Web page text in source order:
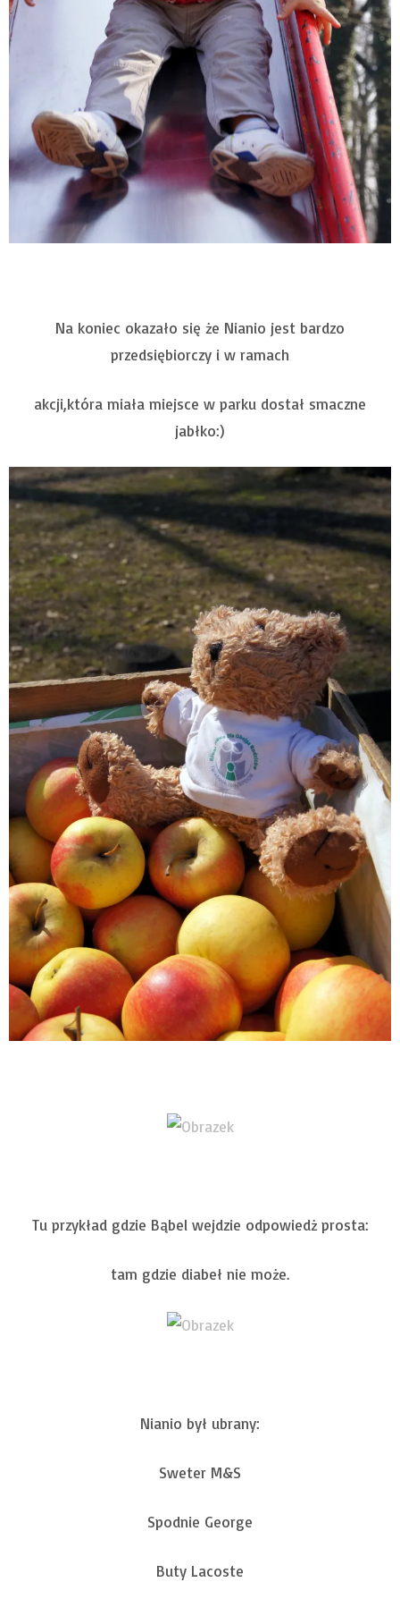
Na koniec okazało się że Nianio jest bardzo
przedsiębiorczy i w ramach
akcji,która miała miejsce w parku dostał smaczne
jabłko:)
Tu przykład gdzie Bąbel wejdzie odpowiedż prosta:
tam gdzie diabeł nie może.
Nianio był ubrany:
Sweter M&S
Spodnie George
Buty Lacoste